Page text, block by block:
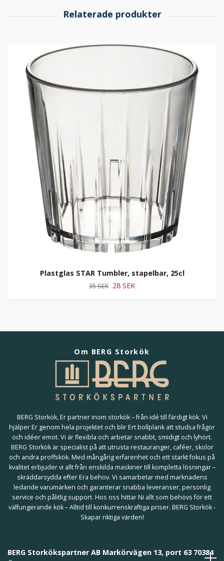
Plastglas STAR Tumbler, stapelbar, 25cl
35 SEK 28 SEK
Om BERG Storkök
BERG Storkök, Er partner inom storkök – från idé till färdigt kök. Vi
hjälper Er genom hela projektet och blir Ert bollplank att studsa frågor
och idéer emot. Vi är flexibla och arbetar snabbt, smidigt och lyhört.
BERG Storkök är specialist på att utrusta restauranger, caféer, skolor
och andra proffskök. Med mångårig erfarenhet och ett starkt fokus på
kvalitet erbjuder vi allt från enskilda maskiner till kompletta lösningar –
skräddarsydda efter Era behov. Vi samarbetar med marknadens
ledande varumärken och garanterar snabba leveranser, personlig
service och pålitlig support. Hos oss hittar Ni allt som behövs för ett
välfungerande kök – Alltid till konkurrenskraftiga priser. BERG Storkök -
Skapar riktiga värden!
BERG Storkökspartner AB Markörvägen 13, port 63 70384